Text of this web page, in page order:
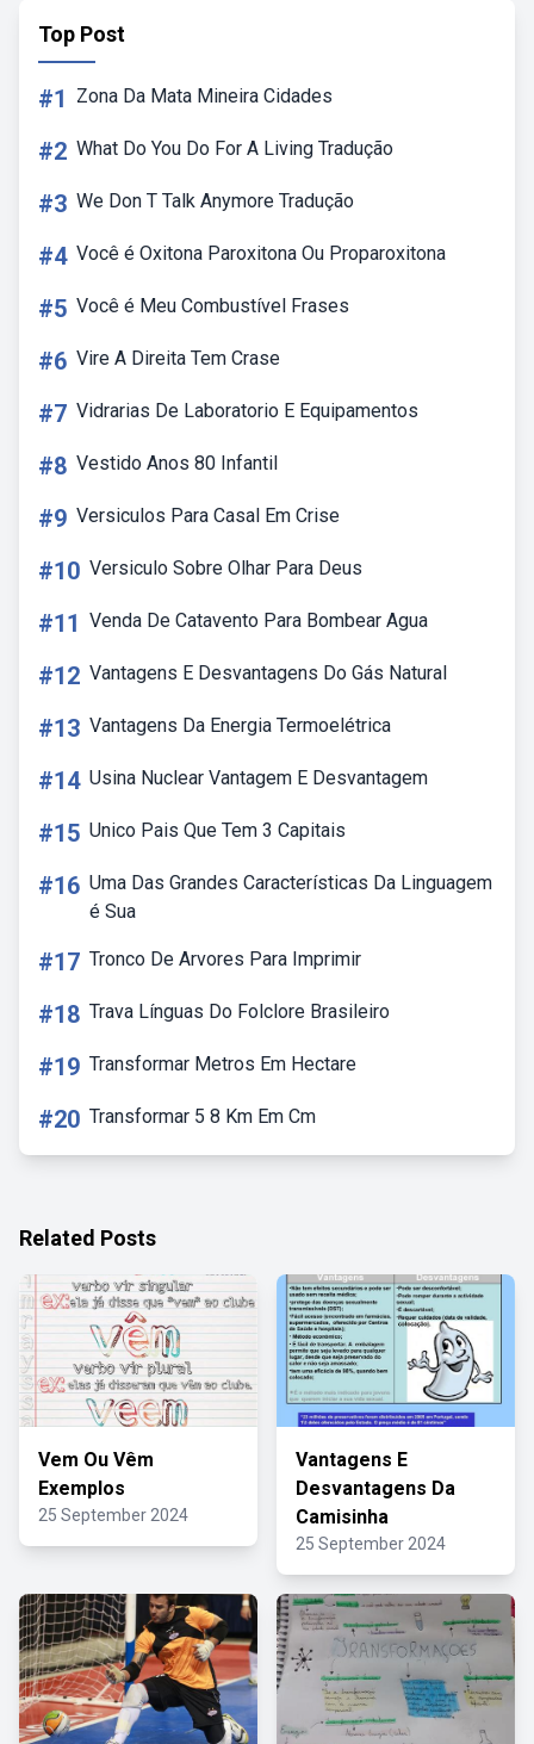
Top Post
#1 Zona Da Mata Mineira Cidades
#2 What Do You Do For A Living Tradução
#3 We Don T Talk Anymore Tradução
#4 Você é Oxitona Paroxitona Ou Proparoxitona
#5 Você é Meu Combustível Frases
#6 Vire A Direita Tem Crase
#7 Vidrarias De Laboratorio E Equipamentos
#8 Vestido Anos 80 Infantil
#9 Versiculos Para Casal Em Crise
#10 Versiculo Sobre Olhar Para Deus
#11 Venda De Catavento Para Bombear Agua
#12 Vantagens E Desvantagens Do Gás Natural
#13 Vantagens Da Energia Termoelétrica
#14 Usina Nuclear Vantagem E Desvantagem
#15 Unico Pais Que Tem 3 Capitais
#16 Uma Das Grandes Características Da Linguagem
é Sua
#17 Tronco De Arvores Para Imprimir
#18 Trava Línguas Do Folclore Brasileiro
#19 Transformar Metros Em Hectare
#20 Transformar 5 8 Km Em Cm
Related Posts
Vem Ou Vêm
Exemplos
25 September 2024
Vantagens E
Desvantagens Da
Camisinha
25 September 2024